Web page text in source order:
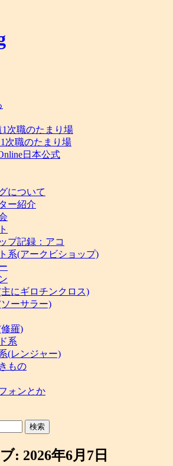
次職のたまり場
次職のたまり場
日本公式
について
ー紹介
プ記録：アコ
系(アークビショップ)
にギロチンクロス)
ーサラー)
羅)
系
(レンジャー)
もの
ォンとか
: 2026年6月7日